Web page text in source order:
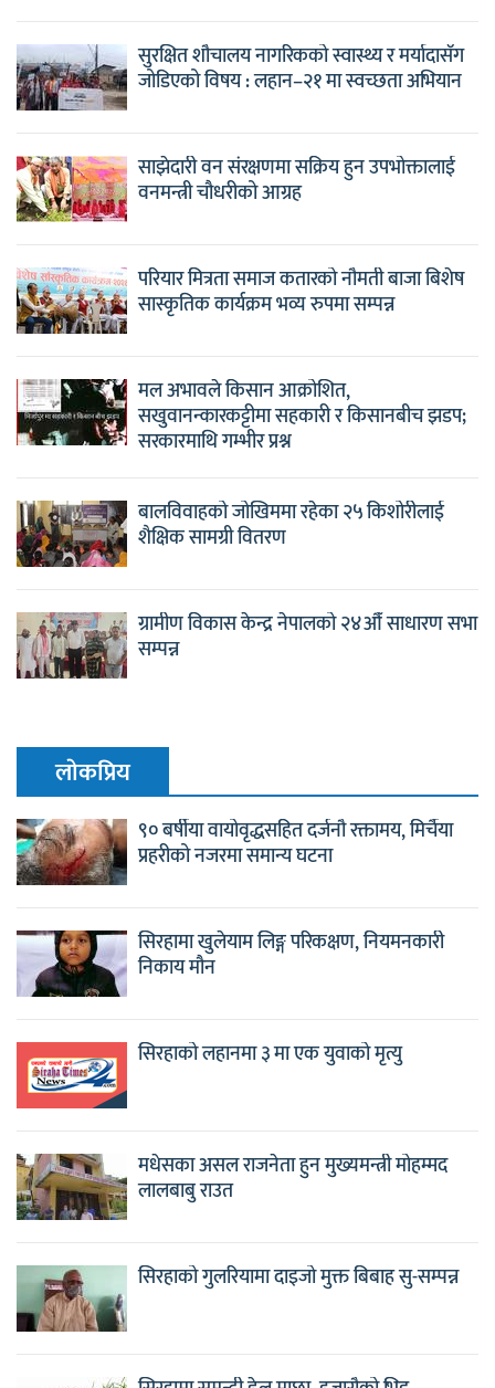
सुरक्षित शौचालय नागरिकको स्वास्थ्य र मर्यादासँग
जोडिएको विषय : लहान–२१ मा स्वच्छता अभियान
साझेदारी वन संरक्षणमा सक्रिय हुन उपभोक्तालाई
वनमन्त्री चौधरीको आग्रह
परियार मित्रता समाज कतारको नौमती बाजा बिशेष
सास्कृतिक कार्यक्रम भव्य रुपमा सम्पन्न
मल अभावले किसान आक्रोशित,
सखुवानन्कारकट्टीमा सहकारी र किसानबीच झडप;
सरकारमाथि गम्भीर प्रश्न
बालविवाहको जोखिममा रहेका २५ किशोरीलाई
शैक्षिक सामग्री वितरण
ग्रामीण विकास केन्द्र नेपालको २४औँ साधारण सभा
सम्पन्न
लाेकप्रिय
९० बर्षीया वायोवृद्धसहित दर्जनौ रक्तामय, मिर्चैया
प्रहरीको नजरमा समान्य घटना
सिरहामा खुलेयाम लिङ्ग परिकक्षण, नियमनकारी
निकाय मौन
सिरहाको लहानमा ३ मा एक युवाको मृत्यु
मधेसका असल राजनेता हुन मुख्यमन्त्री मोहम्मद
लालबाबु राउत
सिरहाको गुलरियामा दाइजो मुक्त बिबाह सु-सम्पन्न